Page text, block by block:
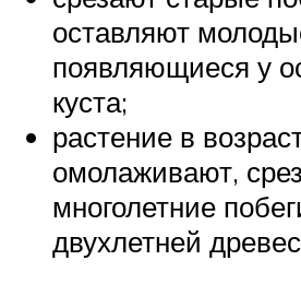
оставляют
появляющиеся у
куста;
растение в
омолаживают,
многолетние
двухлетней